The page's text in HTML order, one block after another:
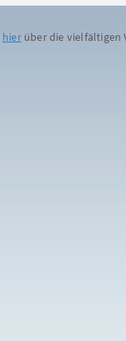
hierüber die vielfältigen